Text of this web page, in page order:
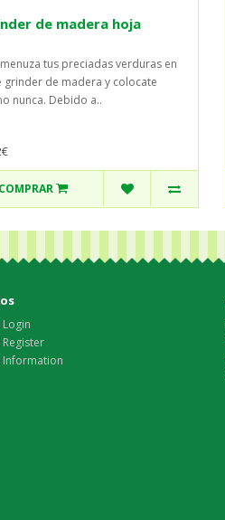
de madera hoja
tus preciadas verduras en
grinder de madera y colocate
nunca. Debido a..
COMPRAR